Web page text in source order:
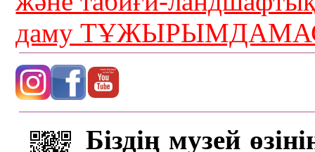
даму
Біздің музей